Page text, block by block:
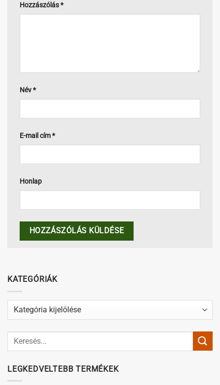
Hozzászólás*
Név*
E-mail cím*
Honlap
KATEGÓRIÁK
Kategóriák
LEGKEDVELTEBB TERMÉKEK